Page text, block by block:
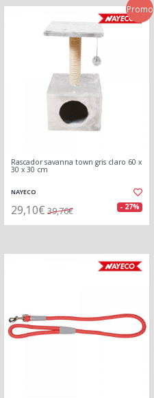
Promo
Rascador savanna town gris claro 60 x
30 x 30 cm
NAYECO
29,10€ 39,76€ - 27%